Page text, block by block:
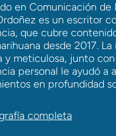
en Comunicación de
es un escritor
que cubre
desde 2017.
y meticulosa, junto con
personal le ayudó a
en profundidad
completa